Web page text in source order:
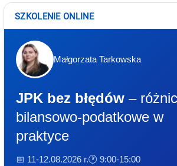
SZKOLENIE ONLINE
Małgorzata Tarkowska
JPK bez błędów –
bilansowo-podatkowe w
praktyce
📅 11-12.08.2026 r.🕐 9:00-15:00